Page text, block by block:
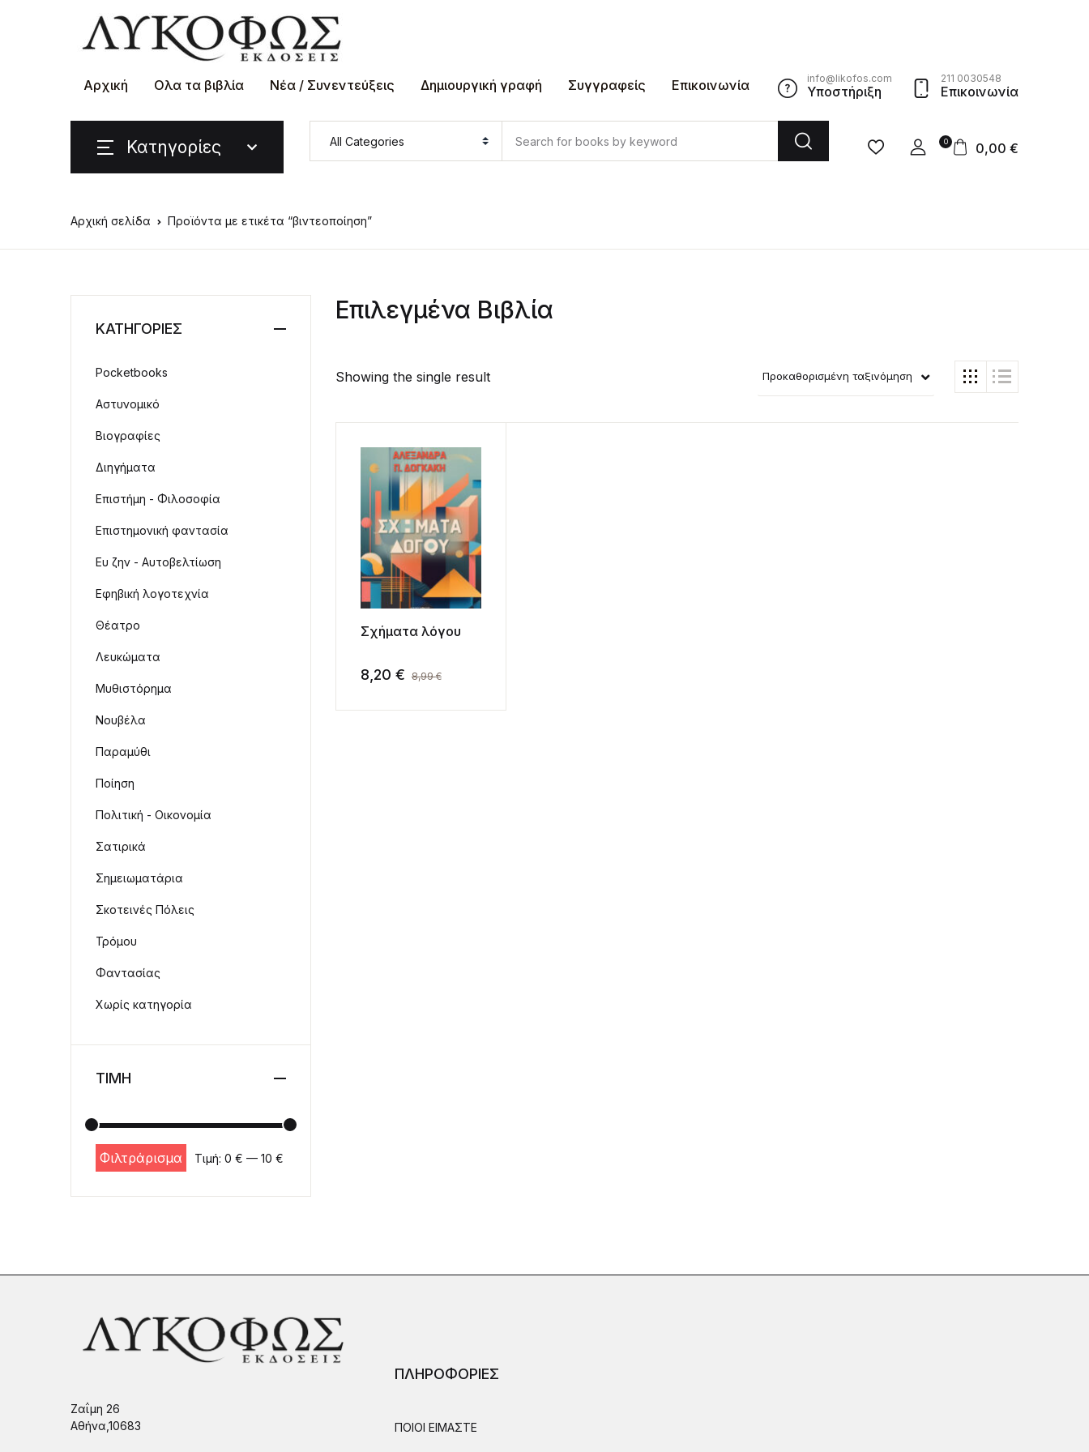
Αρχική Ολα τα βιβλία Νέα / Συνεντεύξεις Δημιουργική γραφή Συγγραφείς Επικοινωνία info@likofos.com
Υποστήριξη
211 0030548
Επικοινωνία
Κατηγορίες 0 0,00 €
Αρχική σελίδα Προϊόντα με ετικέτα “βιντεοποίηση”
Επιλεγμένα Βιβλία
Showing the single result Προκαθορισμένη ταξινόμηση
Σχήματα λόγου
8,20 € 8,99€
ΚΑΤΗΓΟΡΙΕΣ
Pocketbooks
Αστυνομικό
Βιογραφίες
Διηγήματα
Επιστήμη - Φιλοσοφία
Επιστημονική φαντασία
Ευ ζην - Αυτοβελτίωση
Εφηβική λογοτεχνία
Θέατρο
Λευκώματα
Μυθιστόρημα
Νουβέλα
Παραμύθι
Ποίηση
Πολιτική - Οικονομία
Σατιρικά
Σημειωματάρια
Σκοτεινές Πόλεις
Τρόμου
Φαντασίας
Χωρίς κατηγορία
ΤΙΜΗ
Ελάχιστη τιμή
Μέγιστη τιμή
Φιλτράρισμα Τιμή: 0 € — 10 €
Ζαΐμη 26
Αθήνα,10683
ΠΛΗΡΟΦΟΡΙΕΣ
ΠΟΙΟΙ ΕΙΜΑΣΤΕ